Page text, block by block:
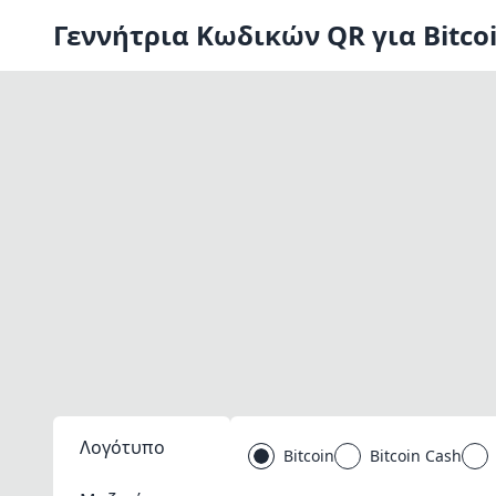
Γεννήτρια Κωδικών QR για
Λογότυπο Bitcoin Bitcoin Cash